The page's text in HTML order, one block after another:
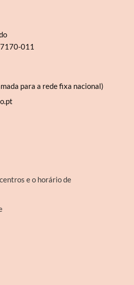
011
para a rede fixa nacional)
e o horário de